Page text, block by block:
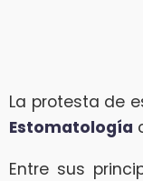
La protesta de
Estomatología
Entre sus